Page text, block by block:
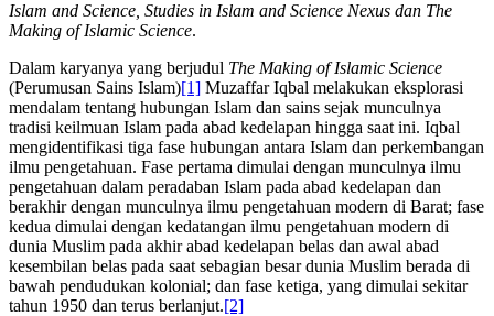
Islam and Science, Studies in Islam and Science Nexus dan The
Making of Islamic Science.
Dalam karyanya yang berjudul The Making of Islamic Science
(Perumusan Sains Islam)[1] Muzaffar Iqbal melakukan eksplorasi
mendalam tentang hubungan Islam dan sains sejak munculnya
tradisi keilmuan Islam pada abad kedelapan hingga saat ini. Iqbal
mengidentifikasi tiga fase hubungan antara Islam dan perkembangan
ilmu pengetahuan. Fase pertama dimulai dengan munculnya ilmu
pengetahuan dalam peradaban Islam pada abad kedelapan dan
berakhir dengan munculnya ilmu pengetahuan modern di Barat; fase
kedua dimulai dengan kedatangan ilmu pengetahuan modern di
dunia Muslim pada akhir abad kedelapan belas dan awal abad
kesembilan belas pada saat sebagian besar dunia Muslim berada di
bawah pendudukan kolonial; dan fase ketiga, yang dimulai sekitar
tahun 1950 dan terus berlanjut.[2]